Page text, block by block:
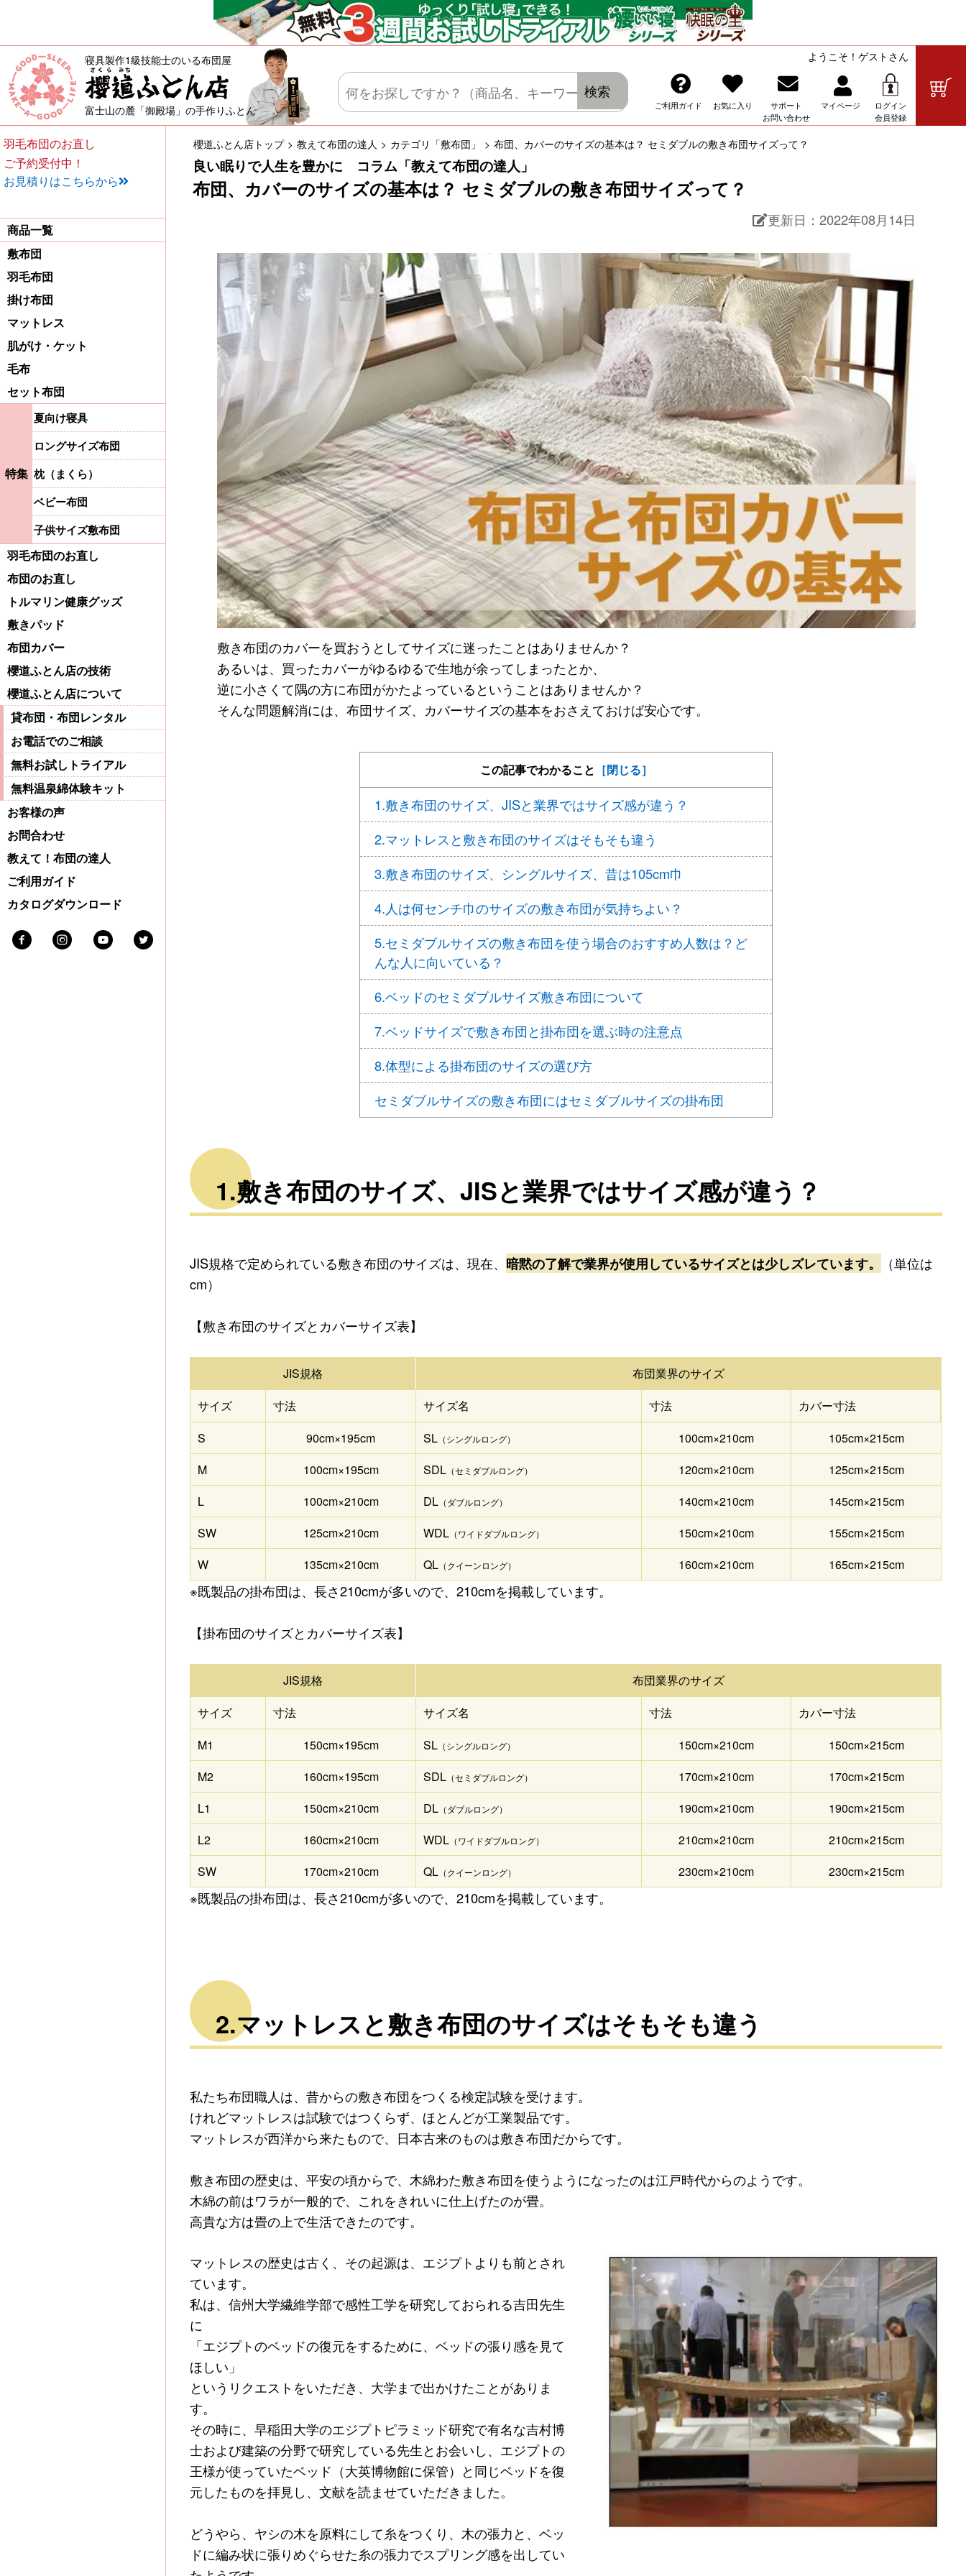
布団、カバーのサイズの基本は？ セミダブルの敷き布団サイズって？
良い眠りで人生を豊かに コラム「教えて布団の達人」
敷布団・掛け布団・羽毛布団・マットレス・肌がけ・毛布・セット布団の販売
寝具製作1級技能士のいる布団屋
富士山の麓「御殿場」の手作りふとん
ようこそ！ゲストさん
ご利用ガイド お気に入り
サポート
お問い合わせ
マイページ
ログイン
会員登録
検索
櫻道ふとん店トップ 教えて布団の達人 カテゴリ 「敷布団」 布団、カバーのサイズの基本は？ セミダブルの敷き布団サイズって？
更新日： 2022年08月14日
敷き布団のカバーを買おうとしてサイズに迷ったことはありませんか？
あるいは、買ったカバーがゆるゆるで生地が余ってしまったとか、
逆に小さくて隅の方に布団がかたよっているということはありませんか？
そんな問題解消には、布団サイズ、カバーサイズの基本をおさえておけば安心です。
この記事でわかること ［閉じる］
1.敷き布団のサイズ、JISと業界ではサイズ感が違う？
2.マットレスと敷き布団のサイズはそもそも違う
3.敷き布団のサイズ、シングルサイズ、昔は105cm巾
4.人は何センチ巾のサイズの敷き布団が気持ちよい？
5.セミダブルサイズの敷き布団を使う場合のおすすめ人数は？ど
んな人に向いている？
6.ベッドのセミダブルサイズ敷き布団について
7.ベッドサイズで敷き布団と掛布団を選ぶ時の注意点
8.体型による掛布団のサイズの選び方
セミダブルサイズの敷き布団にはセミダブルサイズの掛布団
1.敷き布団のサイズ、JISと業界ではサイズ感が違う？
JIS規格で定められている敷き布団のサイズは、現在、 暗黙の了解で業界が使用しているサイズとは少しズレています。
（単位は
cm）
【敷き布団のサイズとカバーサイズ表】
JIS規格
布団業界のサイズ
サイズ
寸法 サイズ名 寸法
カバー寸法
S
90cm×195cm SL （シングルロング） 100cm×210cm
105cm×215cm
M
100cm×195cm SDL （セミダブルロング） 120cm×210cm
125cm×215cm
L
100cm×210cm DL （ダブルロング） 140cm×210cm
145cm×215cm
SW
125cm×210cm WDL （ワイドダブルロング） 150cm×210cm
155cm×215cm
W
135cm×210cm QL （クイーンロング） 160cm×210cm 165cm×215cm
※既製品の掛布団は、長さ210cmが多いので、210cmを掲載しています。
【掛布団のサイズとカバーサイズ表】
JIS規格
布団業界のサイズ
サイズ
寸法 サイズ名 寸法
カバー寸法
M1
150cm×195cm SL （シングルロング） 150cm×210cm
150cm×215cm
M2
160cm×195cm SDL （セミダブルロング） 170cm×210cm
170cm×215cm
L1
150cm×210cm DL （ダブルロング） 190cm×210cm
190cm×215cm
L2
160cm×210cm WDL （ワイドダブルロング） 210cm×210cm
210cm×215cm
SW
170cm×210cm QL （クイーンロング） 230cm×210cm 230cm×215cm
※既製品の掛布団は、長さ210cmが多いので、210cmを掲載しています。
2.マットレスと敷き布団のサイズはそもそも違う
私たち布団職人は、昔からの敷き布団をつくる検定試験を受けます。
けれどマットレスは試験ではつくらず、ほとんどが工業製品です。
マットレスが西洋から来たもので、日本古来のものは敷き布団だからです。
敷き布団の歴史は、平安の頃からで、木綿わた敷き布団を使うようになったのは江戸時代からのようです。
木綿の前はワラが一般的で、これをきれいに仕上げたのが畳。
高貴な方は畳の上で生活できたのです。
マットレスの歴史は古く、その起源は、エジプトよりも前とされ
ています。
私は、信州大学繊維学部で感性工学を研究しておられる吉田先生
に
「エジプトのベッドの復元をするために、ベッドの張り感を見て
ほしい」
というリクエストをいただき、大学まで出かけたことがありま
す。
その時に、早稲田大学のエジプトピラミッド研究で有名な吉村博
士および建築の分野で研究している先生とお会いし、エジプトの
王様が使っていたベッド（大英博物館に保管）と同じベッドを復
元したものを拝見し、文献を読ませていただきました。
どうやら、ヤシの木を原料にして糸をつくり、木の張力と、ベッ
ドに編み状に張りめぐらせた糸の張力でスプリング感を出してい
羽毛布団のお直し
ご予約受付中！
お見積りはこちらから
商品一覧
敷布団
羽毛布団
掛け布団
マットレス
肌がけ・ケット
毛布
セット布団
特集
夏向け寝具
ロングサイズ布団
枕（まくら）
ベビー布団
子供サイズ敷布団
羽毛布団のお直し
布団のお直し
トルマリン健康グッズ
敷きパッド
布団カバー
櫻道ふとん店の技術
櫻道ふとん店について
貸布団・布団レンタル
お電話でのご相談
無料お試しトライアル
無料温泉綿体験キット
お客様の声
お問合わせ
教えて！布団の達人
ご利用ガイド
カタログダウンロード
Facebook InstagramYoutubeTwitter